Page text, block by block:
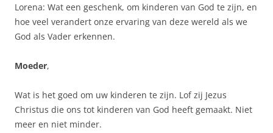
Lorena: Wat een geschenk, om kinderen van God te zijn, en
hoe veel verandert onze ervaring van deze wereld als we
God als Vader erkennen.
Moeder,
Wat is het goed om uw kinderen te zijn. Lof zij Jezus
Christus die ons tot kinderen van God heeft gemaakt. Niet
meer en niet minder.